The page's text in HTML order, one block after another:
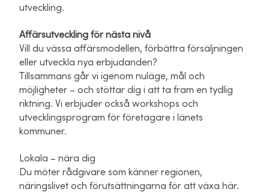
utveckling.
Affärsutveckling för nästa nivå
Vill du vässa affärsmodellen, förbättra försäljningen
eller utveckla nya erbjudanden?
Tillsammans går vi igenom nuläge, mål och
möjligheter – och stöttar dig i att ta fram en tydlig
riktning. Vi erbjuder också workshops och
utvecklingsprogram för företagare i länets
kommuner.
Lokala – nära dig
Du möter rådgivare som känner regionen,
näringslivet och förutsättningarna för att växa här.